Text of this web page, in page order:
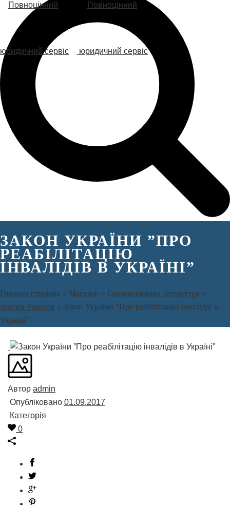
ЗАКОН УКРАЇНИ ”ПРО
РЕАБІЛІТАЦІЮ
ІНВАЛІДІВ В УКРАЇНІ”
Головна сторінка » Магазин » Спеціалізована література »
Закони України » Закон України ”Про реабілітацію інвалідів в
Україні”
Автор admin
Опубліковано 01.09.2017
Категорія
0